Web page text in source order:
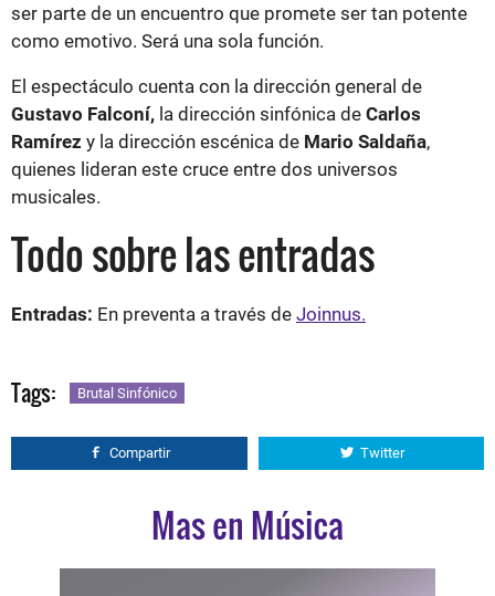
ser parte de un encuentro que promete ser tan potente
como emotivo. Será una sola función.
El espectáculo cuenta con la dirección general de
Gustavo Falconí, la dirección sinfónica de Carlos
Ramírez y la dirección escénica de Mario Saldaña,
quienes lideran este cruce entre dos universos
musicales.
Todo sobre las entradas
Entradas: En preventa a través de Joinnus.
Tags: Brutal Sinfónico
Compartir Twitter
Mas en Música